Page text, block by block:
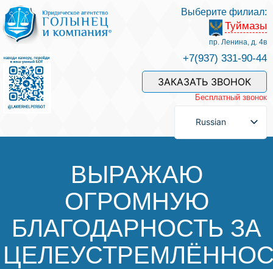
Услуги и наши специалисты
Оплата услуг
Задать вопрос
Полезные статьи
Выберите филиал:
Туймазы
пр. Ленина, д. 4в
+7(937) 331-90-44
ЗАКАЗАТЬ ЗВОНОК
Бесплатный звонок
Russian
ВЫРАЖАЮ
ОГРОМНУЮ
БЛАГОДАРНОСТЬ ЗА